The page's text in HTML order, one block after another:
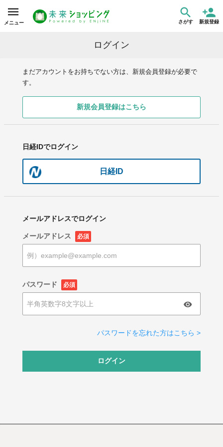
メニュー さがす 新規登録
ログイン
まだアカウントをお持ちでない方は、新規会員登録が必要で
す。
新規会員登録はこちら
日経IDでログイン
日経ID
メールアドレスでログイン
メールアドレス 必須
パスワード 必須
パスワードを忘れた方はこちら >
ログイン